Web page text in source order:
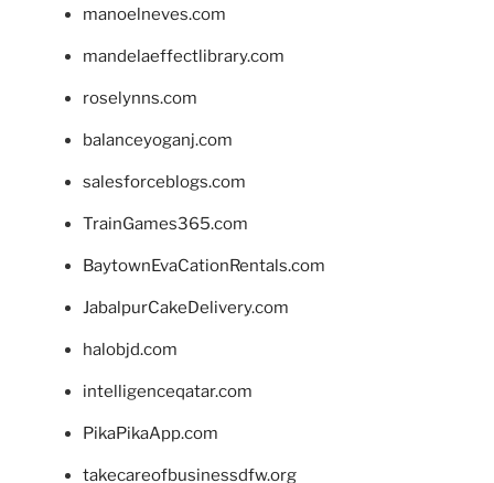
manoelneves.com
mandelaeffectlibrary.com
roselynns.com
balanceyoganj.com
salesforceblogs.com
TrainGames365.com
BaytownEvaCationRentals.com
JabalpurCakeDelivery.com
halobjd.com
intelligenceqatar.com
PikaPikaApp.com
takecareofbusinessdfw.org